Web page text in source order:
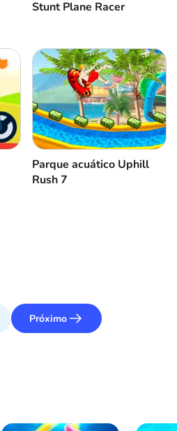
Stunt Plane Racer
Parque acuático Uphill
Rush 7
Próximo